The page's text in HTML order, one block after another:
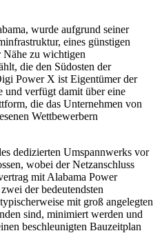
wurde aufgrund seiner
eines günstigen
Nähe zu wichtigen
die den Südosten der
Power X ist Eigentümer der
und verfügt damit über eine
die das Unternehmen von
Wettbewerbern
dedizierten Umspannwerks vor
wobei der Netzanschluss
mit Alabama Power
der bedeutendsten
mit groß angelegten
sind, minimiert werden und
beschleunigten Bauzeitplan